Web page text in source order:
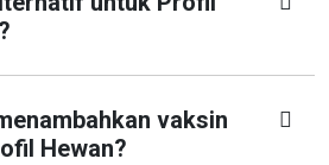
vaksin
Hewan?